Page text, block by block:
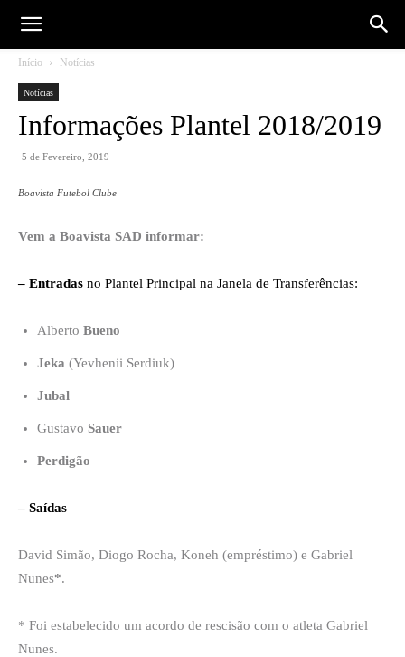
Início Notícias
Notícias
Informações Plantel 2018/2019
5 de Fevereiro, 2019
Boavista Futebol Clube
Vem a Boavista SAD informar:
– Entradas no Plantel Principal na Janela de Transferências:
Alberto Bueno
Jeka (Yevhenii Serdiuk)
Jubal
Gustavo Sauer
Perdigão
– Saídas
David Simão, Diogo Rocha, Koneh (empréstimo) e Gabriel
Nunes*.
* Foi estabelecido um acordo de rescisão com o atleta Gabriel
Nunes.